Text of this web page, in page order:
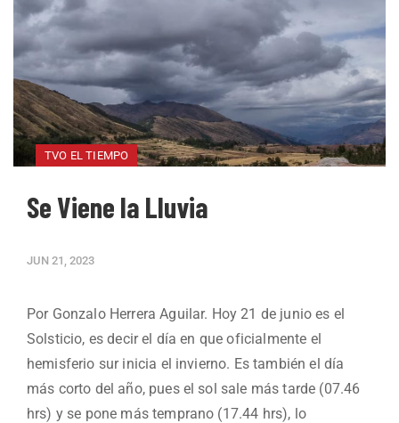
TVO EL TIEMPO
Se Viene la Lluvia
JUN 21, 2023
Por Gonzalo Herrera Aguilar. Hoy 21 de junio es el
Solsticio, es decir el día en que oficialmente el
hemisferio sur inicia el invierno. Es también el día
más corto del año, pues el sol sale más tarde (07.46
hrs) y se pone más temprano (17.44 hrs), lo